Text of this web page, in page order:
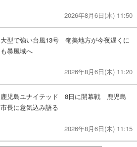
2026年8月6日(木) 11:50
大型で強い台風13号 奄美地方が今夜遅くに
も暴風域へ
2026年8月6日(木) 11:20
鹿児島ユナイテッド 8日に開幕戦 鹿児島
市長に意気込み語る
2026年8月6日(木) 11:15